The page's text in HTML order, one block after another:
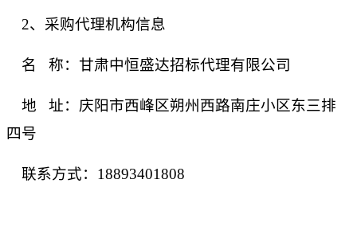
2、采购代理机构信息
名 称：甘肃中恒盛达招标代理有限公司
地
址：庆阳市西峰区朔州西路南庄小区东三排
四号
联系方式： 18893401808